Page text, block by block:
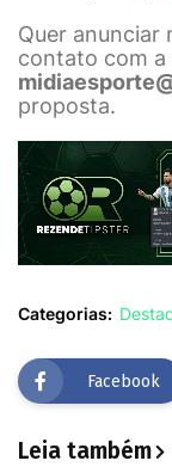
Quer anunciar
contato com a
proposta.
Categorias:
Facebook
Leia também